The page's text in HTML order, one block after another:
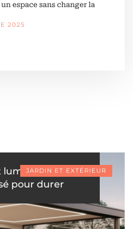
espace sans changer la
2025
JARDIN ET EXTÉRIEUR
: un
pour durer